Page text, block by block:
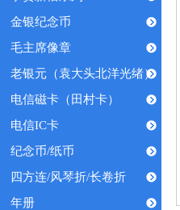
金银纪念币
毛主席像章
老银元（袁大头北洋光绪）
电信磁卡（田村卡）
电信IC卡
纪念币/纸币
四方连/风琴折/长卷折
年册